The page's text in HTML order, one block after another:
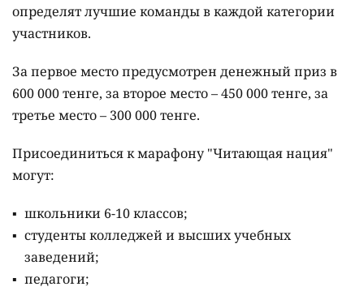
определят лучшие команды в каждой категории
участников.
За первое место предусмотрен денежный приз в
600 000 тенге, за второе место – 450 000 тенге, за
третье место – 300 000 тенге.
Присоединиться к марафону "Читающая нация"
могут:
школьники 6-10 классов;
студенты колледжей и высших учебных
заведений;
педагоги;